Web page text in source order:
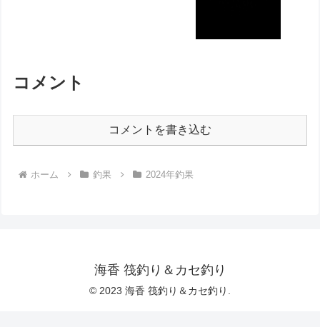
コメント
コメントを書き込む
ホーム 釣果 2024年釣果
海香 筏釣り＆カセ釣り
© 2023 海香 筏釣り＆カセ釣り.